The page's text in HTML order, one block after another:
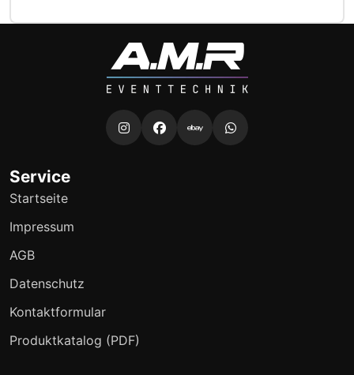
Service
Startseite
Impressum
AGB
Datenschutz
Kontaktformular
Produktkatalog (PDF)